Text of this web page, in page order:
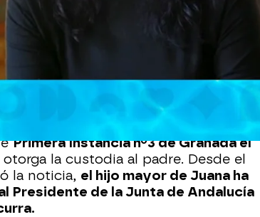
Rivas deberá entregar a su hijo
a su padre, quien vive en Italia. Así
Primera Instancia nº3 de Granada el
la custodia al padre. Desde el
la noticia, el hijo mayor de Juana ha
Presidente de la Junta de Andalucía